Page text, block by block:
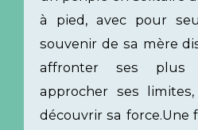
à pied, avec pour
souvenir de sa mère
affronter ses plus
approcher ses
découvrir sa force.Une